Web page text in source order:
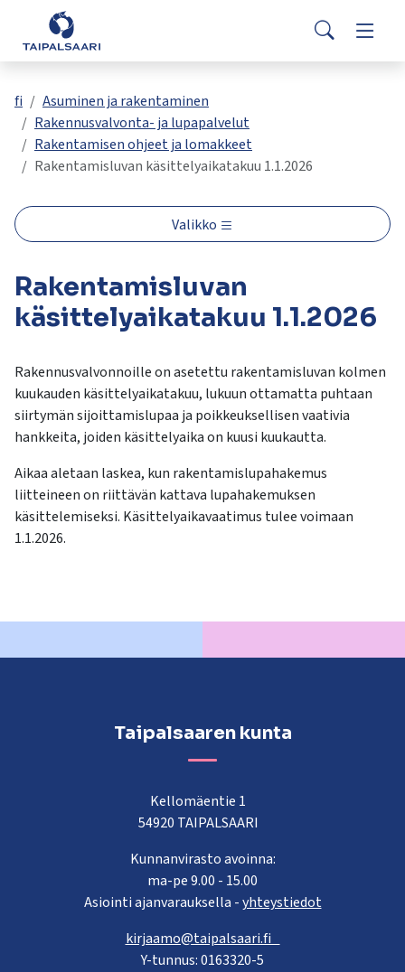
Siirry pääsisältöön
Palaute
Yhteystiedot
Search
Valitse
oleva
tulos
ylös-
ja
Siirry
valittuun
painamalla
enteriä.
Kosketuslaitteiden
voivat
käyttää
kosketus-
ja
Asuminen ja rakentaminen
Opetus ja kasvatus
Hyvinvointi ja terveys
Kulttuuri ja vapaa-aika
Työ ja yrittäminen
fi
Asuminen ja rakentaminen
Rakennusvalvonta- ja lupapalvelut
Rakentamisen ohjeet ja lomakkeet
Rakentamisluvan käsittelyaikatakuu 1.1.2026
Valikko
Rakentamisluvan
käsittelyaikatakuu 1.1.2026
Rakennusvalvonnoille on asetettu rakentamisluvan kolmen
kuukauden käsittelyaikatakuu, lukuun ottamatta puhtaan
siirtymän sijoittamislupaa ja poikkeuksellisen vaativia
hankkeita, joiden käsittelyaika on kuusi kuukautta.
Aikaa aletaan laskea, kun rakentamislupahakemus
liitteineen on riittävän kattava lupahakemuksen
käsittelemiseksi. Käsittelyaikavaatimus tulee voimaan
1.1.2026.
Taipalsaaren kunta
Kellomäentie 1
54920 TAIPALSAARI
Kunnanvirasto avoinna:
ma-pe 9.00 - 15.00
Asiointi ajanvarauksella -yhteystiedot
kirjaamo@taipalsaari.fi
Y-tunnus: 0163320-5